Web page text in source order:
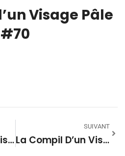
Visage Pâle
#70
La Compil D’un Visage Pâle #69
SUIVANT
La Compil D’un Visage Pâle #71